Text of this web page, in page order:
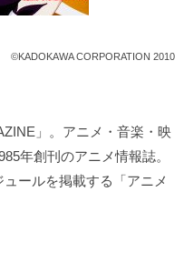
©KADOKAWA CORPORATION 2010
」。アニメ・音楽・映
年創刊のアニメ情報誌。
ールを掲載する「アニメ